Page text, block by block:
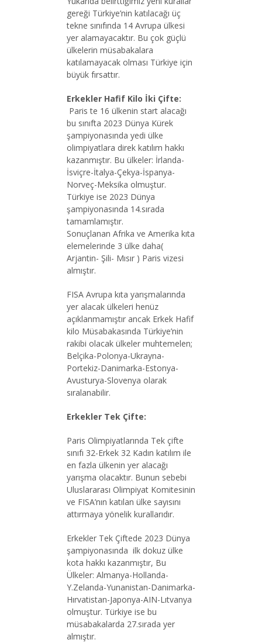
gereği Türkiye’nin katılacağı üç
tekne sınıfında 14 Avrupa ülkesi
yer alamayacaktır. Bu çok güçlü
ülkelerin müsabakalara
katılamayacak olması Türkiye için
büyük fırsattır.
Erkekler Hafif Kilo İki Çifte:
Paris te 16 ülkenin start alacağı
bu sınıfta 2023 Dünya Kürek
şampiyonasında yedi ülke
olimpiyatlara direk katılım hakkı
kazanmıştır. Bu ülkeler: İrlanda-
İsviçre-İtalya-Çekya-İspanya-
Norveç-Meksika olmuştur.
Türkiye ise 2023 Dünya
şampiyonasında 14.sırada
tamamlamıştır.
Sonuçlanan Afrika ve Amerika kıta
elemelerinde 3 ülke daha(
Arjantin- Şili- Mısır ) Paris vizesi
almıştır.
FISA Avrupa kıta yarışmalarında
yer alacak ülkeleri henüz
açıklanmamıştır ancak Erkek Hafif
kilo Müsabakasında Türkiye’nin
rakibi olacak ülkeler muhtemelen;
Belçika-Polonya-Ukrayna-
Portekiz-Danimarka-Estonya-
Avusturya-Slovenya olarak
sıralanabilir.
Erkekler Tek Çifte:
Paris Olimpiyatlarında Tek çifte
sınıfı 32-Erkek 32 Kadın katılım ile
en fazla ülkenin yer alacağı
yarışma olacaktır. Bunun sebebi
Uluslararası Olimpiyat Komitesinin
ve FISA’nın katılan ülke sayısını
attırmaya yönelik kurallarıdır.
Erkekler Tek Çiftede 2023 Dünya
şampiyonasında ilk dokuz ülke
kota hakkı kazanmıştır, Bu
Ülkeler: Almanya-Hollanda-
Y.Zelanda-Yunanistan-Danimarka-
Hırvatistan-Japonya-AIN-Lıtvanya
olmuştur. Türkiye ise bu
müsabakalarda 27.sırada yer
almıştır.